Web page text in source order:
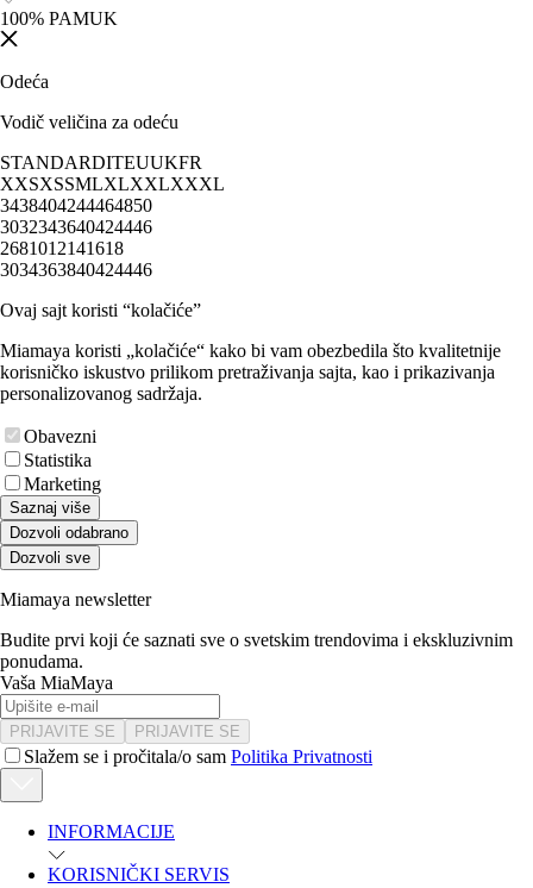
100% PAMUK
Odeća
Vodič veličina za odeću
STANDARDITEUUKFR
XXSXSSMLXLXXLXXXL
3438404244464850
3032343640424446
2681012141618
3034363840424446
Ovaj sajt koristi “kolačiće”
Miamaya koristi „kolačiće“ kako bi vam obezbedila što kvalitetnije
korisničko iskustvo prilikom pretraživanja sajta, kao i prikazivanja
personalizovanog sadržaja.
Obavezni
Statistika
Marketing
Saznaj više
Dozvoli odabrano
Dozvoli sve
Miamaya newsletter
Budite prvi koji će saznati sve o svetskim trendovima i ekskluzivnim
ponudama.
Vaša MiaMaya
PRIJAVITE SE PRIJAVITE SE
Slažem se i pročitala/o sam Politika Privatnosti
INFORMACIJE
KORISNIČKI SERVIS